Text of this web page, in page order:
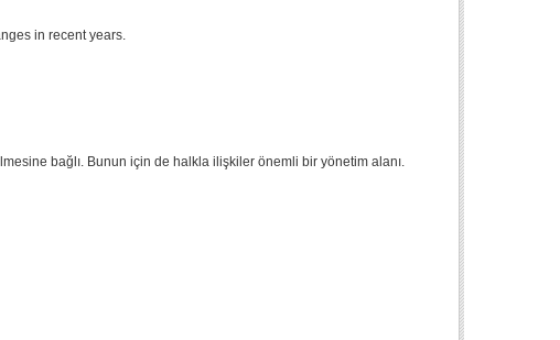
in recent years.
bağlı. Bunun için de halkla ilişkiler önemli bir yönetim alanı.